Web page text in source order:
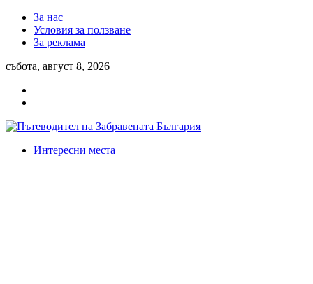
За нас
Условия за ползване
За реклама
събота, август 8, 2026
Интересни места